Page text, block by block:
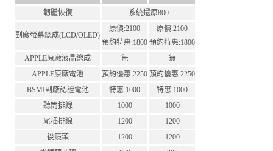
韌體恢復 系統還原800
副廠螢幕總成(LCD/OLED)
原價:2100
預約特惠:1800
原價:2100
預約特惠:1800
APPLE原廠液晶總成
無
無
APPLE原廠電池
預約優惠:2250 預約優惠:2250
BSMI副廠認證電池
特惠:1000
特惠:1000
聽筒排線
1000
1000
尾插排線
1200
1200
後鏡頭
1200
1200